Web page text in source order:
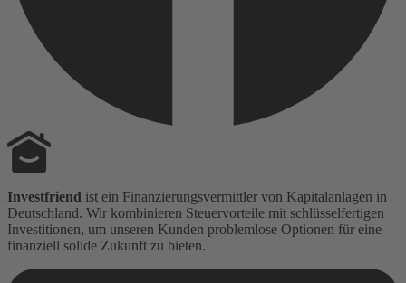
Investfriend ist ein Finanzierungsvermittler von Kapitalanlagen in
Deutschland. Wir kombinieren Steuervorteile mit schlüsselfertigen
Investitionen, um unseren Kunden problemlose Optionen für eine
finanziell solide Zukunft zu bieten.